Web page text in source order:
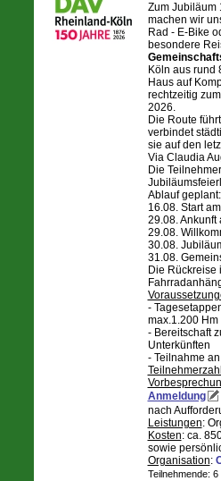
Zum Jubiläum
machen wir
Rad - E-Bike
besondere
Köln aus rund
Haus auf
rechtzeitig
2026.
Die Route
verbindet
sie auf den
Via Claudia
Die
Ablauf geplant:
16.08. Start
29.08. Ankunft
29.08.
30.08.
31.08.
Die Rückreise
-
max.1.200 Hm
- Bereitschaft
Unterkünften
- Teilnahme
Anmeldung
nach
Leistungen:
Kosten: ca.
sowie
Organisation:
Teilnehmende: